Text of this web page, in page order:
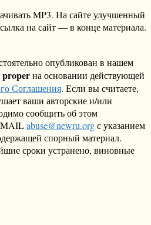
MP3. На сайте улучшенный
на сайт — в конце материала.
опубликован в нашем
properна основании действующей
Соглашения. Если вы считаете,
ваши авторские и/или
сообщить об этом
abuse@newru.orgс указанием
спорный материал.
сроки устранено, виновные